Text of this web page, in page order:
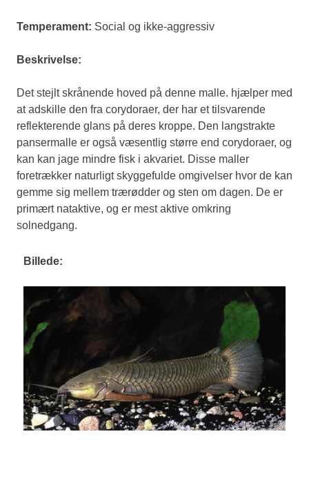
Temperament: Social og ikke-aggressiv
Beskrivelse:
Det stejlt skrånende hoved på denne malle. hjælper med
at adskille den fra corydoraer, der har et tilsvarende
reflekterende glans på deres kroppe. Den langstrakte
pansermalle er også væsentlig større end corydoraer, og
kan kan jage mindre fisk i akvariet. Disse maller
foretrækker naturligt skyggefulde omgivelser hvor de kan
gemme sig mellem trærødder og sten om dagen. De er
primært nataktive, og er mest aktive omkring
solnedgang.
Billede: